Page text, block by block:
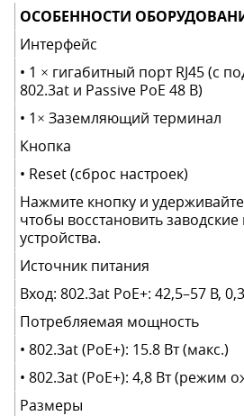
ОСОБЕННОСТИ
Интерфейс
• 1 × гигабитный порт RJ45 (с
802.3at и Passive PoE 48 В)
• 1× Заземляющий терминал
Кнопка
• Reset (сброс настроек)
Нажмите кнопку и
чтобы восстановить заводские
устройства.
Источник питания
Вход: 802.3at PoE+: 42,5–57 В,
Потребляемая мощность
• 802.3at (PoE+): 15.8 Вт (макс.)
• 802.3at (PoE+): 4,8 Вт (режим
Размеры